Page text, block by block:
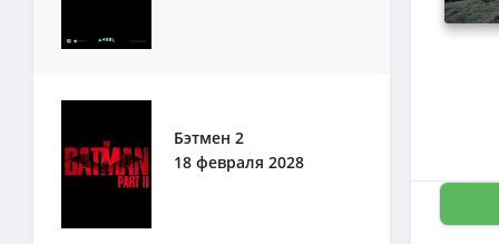
Бэтмен 2
18 февраля 2028